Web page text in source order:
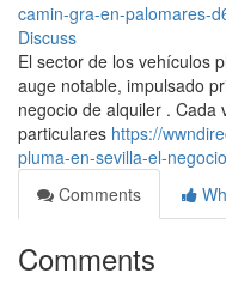
camin-gra-en-palomares-
Discuss
El sector de los vehículos
auge notable, impulsado
negocio de alquiler .
particulares https://
pluma-en-sevilla-el-
Comments
Comments